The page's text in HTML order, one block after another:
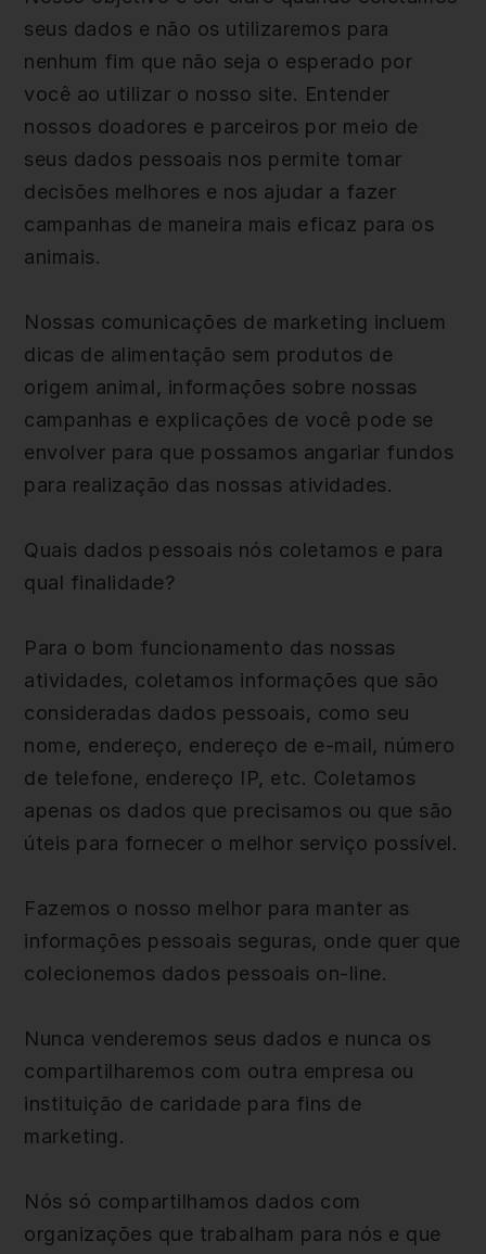
seus dados e não os utilizaremos para
nenhum fim que não seja o esperado por
você ao utilizar o nosso site. Entender
nossos doadores e parceiros por meio de
seus dados pessoais nos permite tomar
decisões melhores e nos ajudar a fazer
campanhas de maneira mais eficaz para os
animais.
Nossas comunicações de marketing incluem
dicas de alimentação sem produtos de
origem animal, informações sobre nossas
campanhas e explicações de você pode se
envolver para que possamos angariar fundos
para realização das nossas atividades.
Quais dados pessoais nós coletamos e para
qual finalidade?
Para o bom funcionamento das nossas
atividades, coletamos informações que são
consideradas dados pessoais, como seu
nome, endereço, endereço de e-mail, número
de telefone, endereço IP, etc. Coletamos
apenas os dados que precisamos ou que são
úteis para fornecer o melhor serviço possível.
Fazemos o nosso melhor para manter as
informações pessoais seguras, onde quer que
colecionemos dados pessoais on-line.
Nunca venderemos seus dados e nunca os
compartilharemos com outra empresa ou
instituição de caridade para fins de
marketing.
Nós só compartilhamos dados com
organizações que trabalham para nós e que